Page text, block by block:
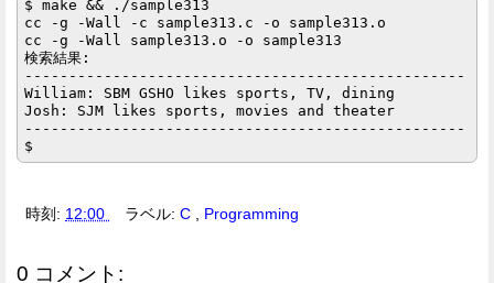
$ make && ./sample313
cc -g -Wall -c sample313.c -o sample313.o
cc -g -Wall sample313.o -o sample313
検索結果:
--------------------------------------------------
William: SBM GSHO likes sports, TV, dining
Josh: SJM likes sports, movies and theater
--------------------------------------------------
時刻: 12:00 ラベル:C , Programming
0 コメント: